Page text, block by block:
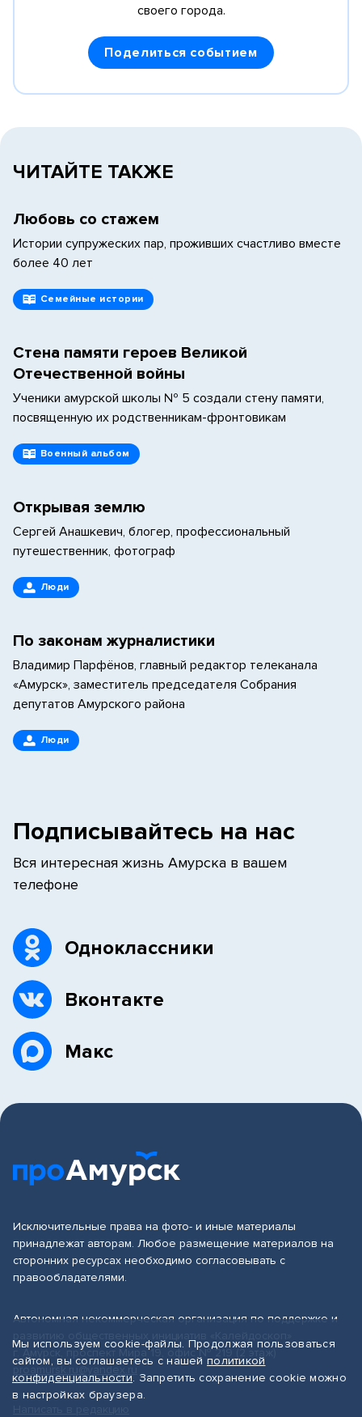
своего города.
Поделиться событием
ЧИТАЙТЕ ТАКЖЕ
Любовь со стажем
Истории супружеских пар, проживших счастливо вместе
более 40 лет
Семейные истории
Стена памяти героев Великой
Отечественной войны
Ученики амурской школы № 5 создали стену памяти,
посвященную их родственникам-фронтовикам
Военный альбом
Открывая землю
Сергей Анашкевич, блогер, профессиональный
путешественник, фотограф
Люди
По законам журналистики
Владимир Парфёнов, главный редактор телеканала
«Амурск», заместитель председателя Собрания
депутатов Амурского района
Люди
Подписывайтесь на нас
Вся интересная жизнь Амурска в вашем
телефоне
Одноклассники
Вконтакте
Макс
Исключительные права на фото- и иные материалы
принадлежат авторам. Любое размещение материалов на
сторонних ресурсах необходимо согласовывать с
правообладателями.
Автономная некоммерческая организация по поддержке и
г. Амурск, проспект Мира 19, офис № 219 (2 этаж)
proamursk.ru@yandex.ru
Мы используем cookie-файлы. Продолжая пользоваться
сайтом, вы соглашаетесь с нашей политикой
конфиденциальности. Запретить сохранение cookie можно
в настройках браузера.